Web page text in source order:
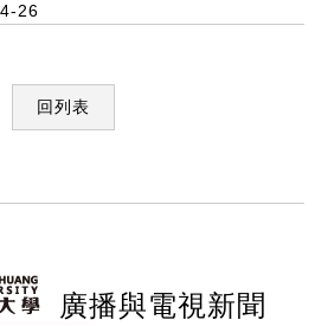
26
回列表
廣播與電視新聞